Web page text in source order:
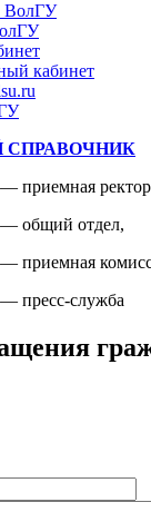
ВолГУ
кабинет
— приемная
— общий отдел,
— приемная
— пресс-служба